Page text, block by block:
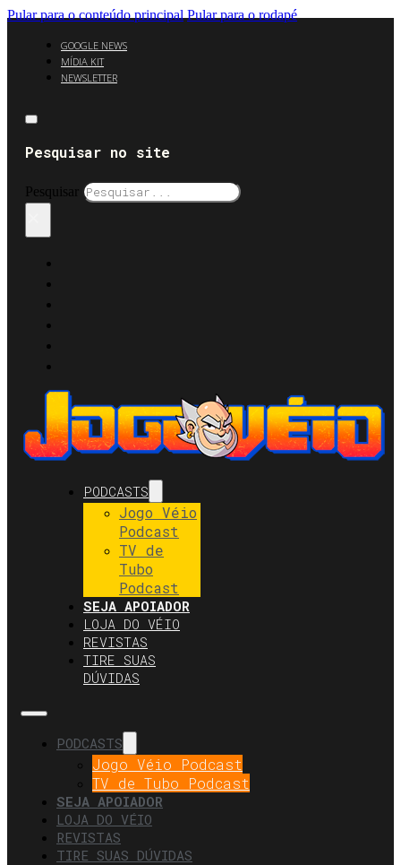
Pular para o conteúdo principal Pular para o rodapé
GOOGLE NEWS
MÍDIA KIT
NEWSLETTER
Pesquisar no site
Pesquisar
PODCASTS
Jogo Véio
Podcast
TV de
Tubo
Podcast
SEJA APOIADOR
LOJA DO VÉIO
REVISTAS
TIRE SUAS
DÚVIDAS
PODCASTS
Jogo Véio Podcast
TV de Tubo Podcast
SEJA APOIADOR
LOJA DO VÉIO
REVISTAS
TIRE SUAS DÚVIDAS